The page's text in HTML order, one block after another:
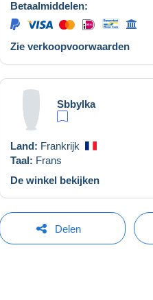
Betaalmiddelen:
Zie verkoopvoorwaarden
Sbbylka
Land: Frankrijk
Taal: Frans
De winkel bekijken
Delen